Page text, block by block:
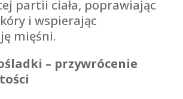
partii ciała, poprawiając
i wspierając
mięśni.
– przywrócenie